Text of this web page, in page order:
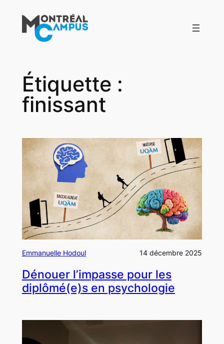
contenu
Étiquette :
finissant
Emmanuelle Hodoul 14 décembre 2025
Dénouer l’impasse pour les
diplômé(e)s en psychologie